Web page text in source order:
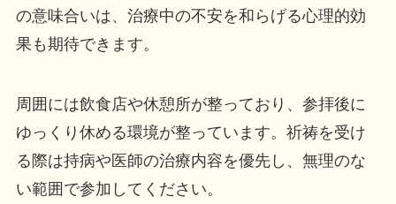
の意味合いは、治療中の不安を和らげる心理的効
果も期待できます。
周囲には飲食店や休憩所が整っており、参拝後に
ゆっくり休める環境が整っています。祈祷を受け
る際は持病や医師の治療内容を優先し、無理のな
い範囲で参加してください。